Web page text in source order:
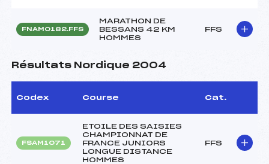
FNAM0182.FFS
MARATHON DE
BESSANS 42 KM
HOMMES
FFS
Résultats Nordique 2004
Codex Course Cat.
FSAM1071
ETOILE DES SAISIES
CHAMPIONNAT DE
FRANCE JUNIORS
LONGUE DISTANCE
HOMMES
FFS